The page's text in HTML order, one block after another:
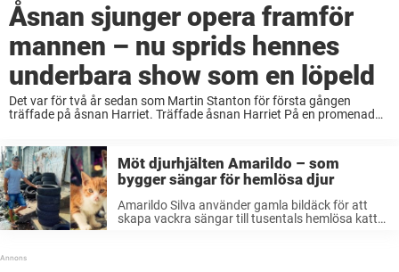
Åsnan sjunger opera framför
mannen – nu sprids hennes
underbara show som en löpeld
Det var för två år sedan som Martin Stanton för första gången
träffade på åsnan Harriet. Träffade åsnan Harriet På en promenad
Möt djurhjälten Amarildo – som
bygger sängar för hemlösa djur
Amarildo Silva använder gamla bildäck för att
skapa vackra sängar till tusentals hemlösa katter